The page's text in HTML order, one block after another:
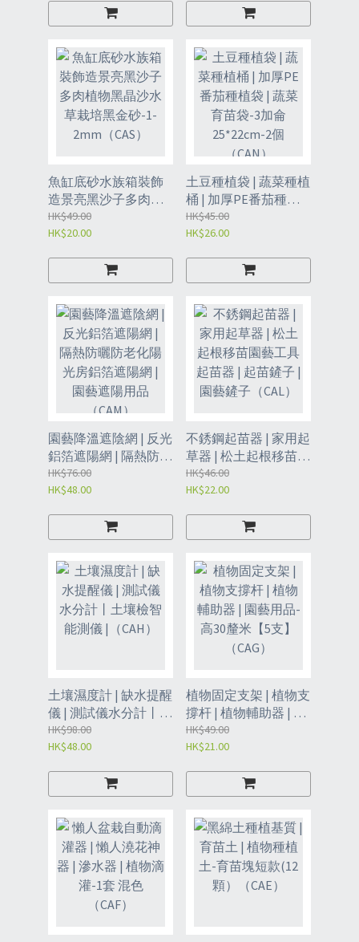
魚缸底砂水族箱裝飾
造景亮黑沙子多肉植
物黑晶沙水草栽培黑
金砂-1-2mm（CAS）
HK$49.00
HK$20.00
土豆種植袋 | 蔬菜種植
桶 | 加厚PE番茄種植
袋 | 蔬菜育苗袋-3加侖
25*22cm-2個（CAN）
HK$45.00
HK$26.00
園藝降溫遮陰網 | 反光
鋁箔遮陽網 | 隔熱防曬
防老化陽光房鋁箔遮
陽網 | 園藝遮陽用品
HK$76.00
HK$48.00
不銹鋼起苗器 | 家用起
草器 | 松土起根移苗園
藝工具起苗器 | 起苗鏟
子 | 園藝鏟子（CAL）
HK$46.00
HK$22.00
土壤濕度計 | 缺水提醒
儀 | 測試儀水分計丨土
壤檢智能測儀 |
（CAH）
HK$98.00
HK$48.00
植物固定支架 | 植物支
撐杆 | 植物輔助器 | 園
藝用品-高30釐米【5
支】（CAG）
HK$49.00
HK$21.00